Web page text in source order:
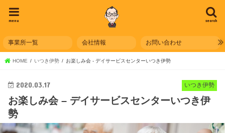
search
menu
事業所一覧 会社情報 お問い合わせ
HOME いつき伊勢 お楽しみ会 - デイサービスセンターいつき伊勢
いつき伊勢
2020.03.17
お楽しみ会 – デイサービスセンターいつき伊
勢